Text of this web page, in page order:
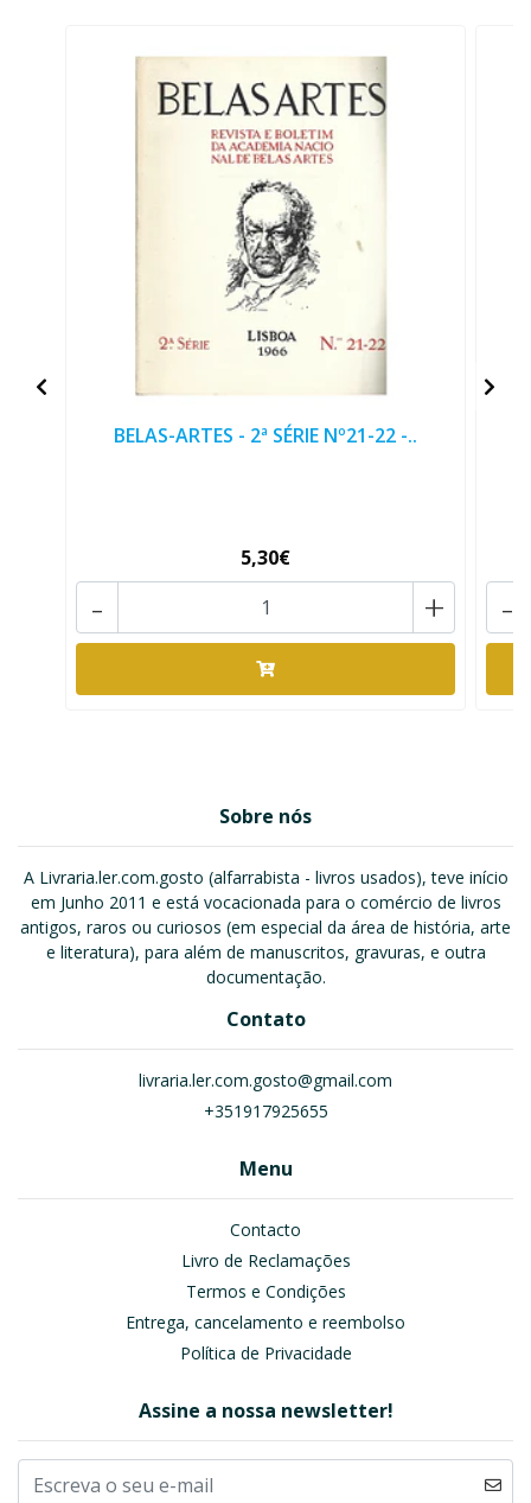
BELAS-ARTES - 2ª SÉRIE Nº21-22 -..
5,30€
+
- -
Sobre nós
A Livraria.ler.com.gosto (alfarrabista - livros usados), teve início
em Junho 2011 e está vocacionada para o comércio de livros
antigos, raros ou curiosos (em especial da área de história, arte
e literatura), para além de manuscritos, gravuras, e outra
documentação.
Contato
livraria.ler.com.gosto@gmail.com
+351917925655
Menu
Contacto
Livro de Reclamações
Termos e Condições
Entrega, cancelamento e reembolso
Política de Privacidade
Assine a nossa newsletter!